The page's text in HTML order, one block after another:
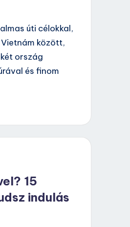
úti célokkal,
között,
ország
és finom
15
indulás